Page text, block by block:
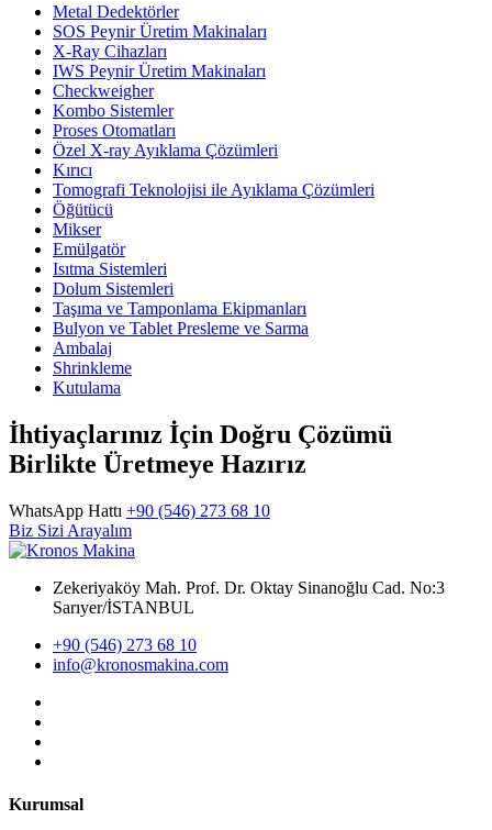
Metal Dedektörler
SOS Peynir Üretim Makinaları
X-Ray Cihazları
IWS Peynir Üretim Makinaları
Checkweigher
Kombo Sistemler
Proses Otomatları
Özel X-ray Ayıklama Çözümleri
Kırıcı
Tomografi Teknolojisi ile Ayıklama Çözümleri
Öğütücü
Mikser
Emülgatör
Isıtma Sistemleri
Dolum Sistemleri
Taşıma ve Tamponlama Ekipmanları
Bulyon ve Tablet Presleme ve Sarma
Ambalaj
Shrinkleme
Kutulama
İhtiyaçlarınız İçin Doğru Çözümü
Birlikte Üretmeye Hazırız
WhatsApp Hattı +90 (546) 273 68 10
Biz Sizi Arayalım
Zekeriyaköy Mah. Prof. Dr. Oktay Sinanoğlu Cad. No:3
Sarıyer/İSTANBUL
+90 (546) 273 68 10
info@kronosmakina.com
Kurumsal